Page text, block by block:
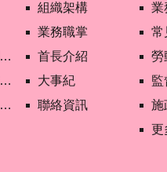
組織架構
業務職掌
首長介紹
大事紀
聯絡資訊
業
常
勞
監
施
更